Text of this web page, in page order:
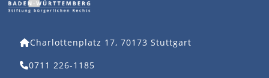
Charlottenplatz 17, 70173 Stuttgart
0711 226-1185